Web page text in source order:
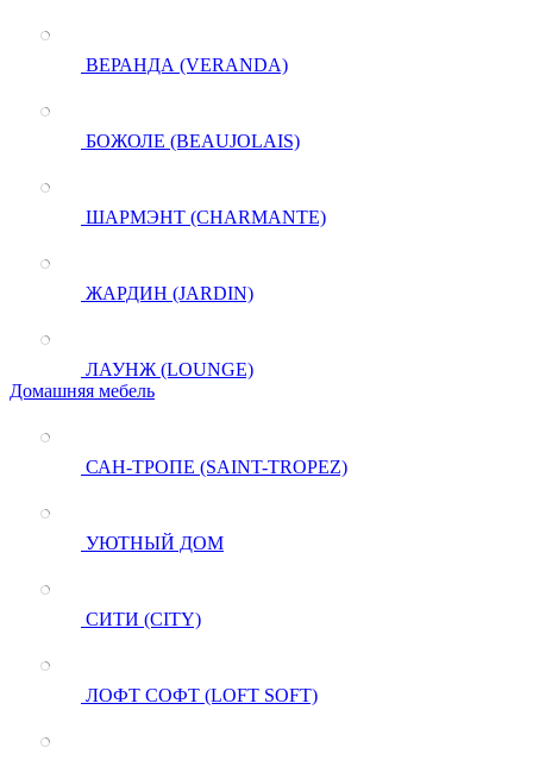
ВЕРАНДА (VERANDA)
БОЖОЛЕ (BEAUJOLAIS)
ШАРМЭНТ (CHARMANTE)
ЖАРДИН (JARDIN)
ЛАУНЖ (LOUNGE)
Домашняя мебель
САН-ТРОПЕ (SAINT-TROPEZ)
УЮТНЫЙ ДОМ
СИТИ (CITY)
ЛОФТ СОФТ (LOFT SOFT)